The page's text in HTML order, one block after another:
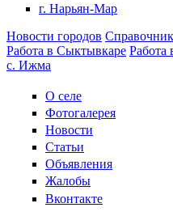
г. Нарьян-Мар
Новости городов Справочник
Работа в Сыктывкаре Работа
с. Ижма
О селе
Фотогалерея
Новости
Статьи
Объявления
Жалобы
Вконтакте